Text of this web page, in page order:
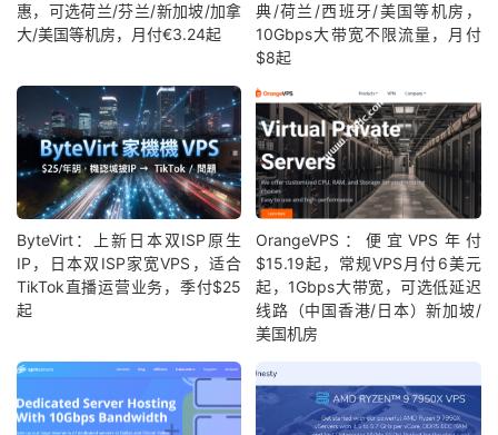
惠，可选荷兰/芬兰/新加坡/加拿
大/美国等机房，月付€3.24起
典/荷兰/西班牙/美国等机房，
10Gbps大带宽不限流量，月付
$8起
ByteVirt：上新日本双ISP原生
IP，日本双ISP家宽VPS，适合
TikTok直播运营业务，季付$25
起
OrangeVPS：便宜VPS年付
$15.19起，常规VPS月付6美元
起，1Gbps大带宽，可选低延迟
线路（中国香港/日本）新加坡/
美国机房